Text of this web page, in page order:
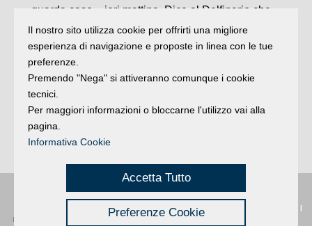
guarda caso – ieri mattina. Dice al Delfinario che
non è possibile ottenere aree dal Demanio mentre
al Consorzio del Porto sembra promettere il
contrario. Il sindaco non riceve la proprietà e
comunica solo a mezzo stampa”.
In definitiva, “se ne va Italia in Miniatura, il
Delfinario viene chiuso d’autorità. Rimini rimane
con tante chiacchiere e un pugno di mosche in
mano. Caro sindaco Gnassi, non ci siamo”.
é una testata registrata presso il Tribunale di
Rimini
|
Il nostro sito utilizza cookie per offrirti una migliore
esperienza di navigazione e proposte in linea con le tue
preferenze.
Premendo "Nega" si attiveranno comunque i cookie
tecnici.
Per maggiori informazioni o bloccarne l'utilizzo vai alla
pagina.
Informativa Cookie
Accetta Tutto
Preferenze Cookie